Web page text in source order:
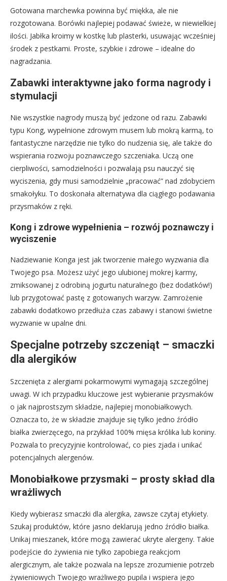
Gotowana marchewka powinna być miękka, ale nie
rozgotowana. Borówki najlepiej podawać świeże, w niewielkiej
ilości. Jabłka kroimy w kostkę lub plasterki, usuwając wcześniej
środek z pestkami. Proste, szybkie i zdrowe – idealne do
nagradzania.
Zabawki interaktywne jako forma nagrody i
stymulacji
Nie wszystkie nagrody muszą być jedzone od razu. Zabawki
typu Kong, wypełnione zdrowym musem lub mokrą karmą, to
fantastyczne narzędzie nie tylko do nudzenia się, ale także do
wspierania rozwoju poznawczego szczeniaka. Uczą one
cierpliwości, samodzielności i pozwalają psu nauczyć się
wyciszenia, gdy musi samodzielnie „pracować” nad zdobyciem
smakołyku. To doskonała alternatywa dla ciągłego podawania
przysmaków z ręki.
Kong i zdrowe wypełnienia – rozwój poznawczy i
wyciszenie
Nadziewanie Konga jest jak tworzenie małego wyzwania dla
Twojego psa. Możesz użyć jego ulubionej mokrej karmy,
zmiksowanej z odrobiną jogurtu naturalnego (bez dodatków!)
lub przygotować pastę z gotowanych warzyw. Zamrożenie
zabawki dodatkowo przedłuża czas zabawy i stanowi świetne
wyzwanie w upalne dni.
Specjalne potrzeby szczeniąt – smaczki
dla alergików
Szczenięta z alergiami pokarmowymi wymagają szczególnej
uwagi. W ich przypadku kluczowe jest wybieranie przysmaków
o jak najprostszym składzie, najlepiej monobiałkowych.
Oznacza to, że w składzie znajduje się tylko jedno źródło
białka zwierzęcego, na przykład 100% mięsa królika lub koniny.
Pozwala to precyzyjnie kontrolować, co pies zjada i unikać
potencjalnych alergenów.
Monobiałkowe przysmaki – prosty skład dla
wrażliwych
Kiedy wybierasz smaczki dla alergika, zawsze czytaj etykiety.
Szukaj produktów, które jasno deklarują jedno źródło białka.
Unikaj mieszanek, które mogą zawierać ukryte alergeny. Takie
podejście do żywienia nie tylko zapobiega reakcjom
alergicznym, ale także pozwala na lepsze zrozumienie potrzeb
żywieniowych Twojego wrażliwego pupila i wspiera jego